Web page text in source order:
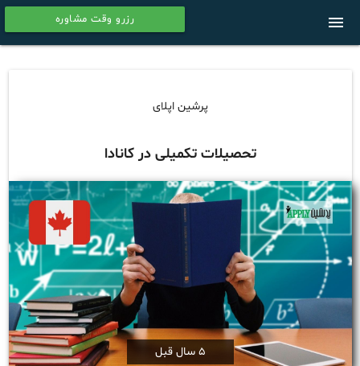
رزرو وقت مشاوره menu
پرشین اپلای
تحصیلات تکمیلی در کانادا
5 سال قبل